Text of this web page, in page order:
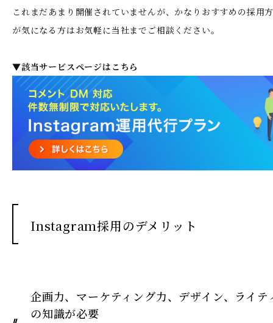
これまだあまり開催されていませんが、かなりおすすめの採用
が気になる方はお気軽に当社までご相談ください。
▼該当サービスページはこちら
Instagram採用のデメリット
企画力、マーケティング力、デザイン、ライテ
の知識が必要